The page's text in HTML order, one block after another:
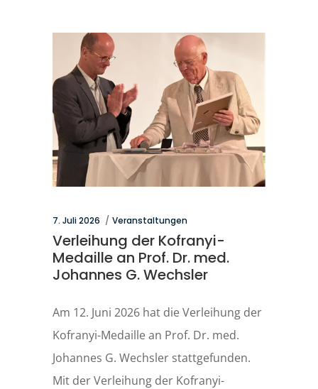
7. Juli 2026 Veranstaltungen
Verleihung der Kofranyi-
Medaille an Prof. Dr. med.
Johannes G. Wechsler
Am 12. Juni 2026 hat die Verleihung der
Kofranyi-Medaille an Prof. Dr. med.
Johannes G. Wechsler stattgefunden.
Mit der Verleihung der Kofranyi-